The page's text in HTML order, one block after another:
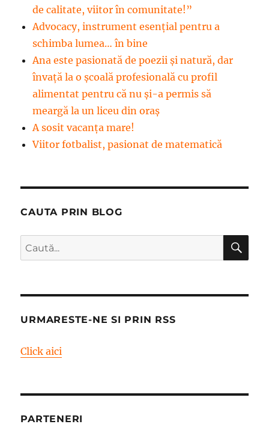
de calitate, viitor în comunitate!”
Advocacy, instrument esenţial pentru a
schimba lumea… în bine
Ana este pasionată de poezii și natură, dar
învață la o școală profesională cu profil
alimentat pentru că nu și-a permis să
meargă la un liceu din oraș
A sosit vacanța mare!
Viitor fotbalist, pasionat de matematică
CAUTA PRIN BLOG
Caută
după:
URMARESTE-NE SI PRIN RSS
Click aici
PARTENERI